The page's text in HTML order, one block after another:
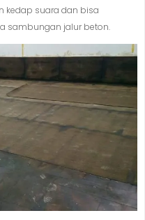
kedap suara dan bisa
sambungan jalur beton.